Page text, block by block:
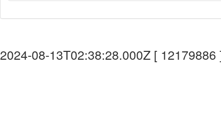
2024-08-13T02:38:28.000Z [ 12179886